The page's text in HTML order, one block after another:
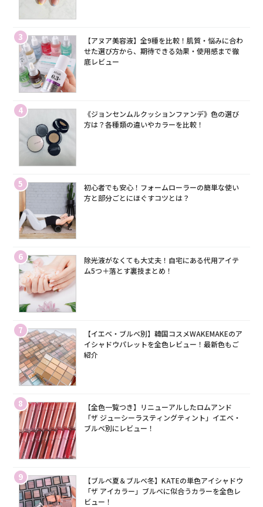
3
【アヌア美容液】全9種を比較！肌質・悩みに合わ
せた選び方から、期待できる効果・使用感まで徹
底レビュー
4
《ジョンセンムルクッションファンデ》色の選び
方は？各種類の違いやカラーを比較！
5
初心者でも安心！フォームローラーの簡単な使い
方と部分ごとにほぐすコツとは？
6
除光液がなくても大丈夫！自宅にある代用アイテ
ム5つ＋落とす裏技まとめ！
7
【イエベ・ブルベ別】韓国コスメWAKEMAKEのア
イシャドウパレットを全色レビュー！最新色もご
紹介
8
【全色一覧つき】リニューアルしたロムアンド
「ザ ジューシーラスティングティント」イエベ・
ブルベ別にレビュー！
9
【ブルベ夏＆ブルベ冬】KATEの単色アイシャドウ
「ザ アイカラー」ブルベに似合うカラーを全色レ
ビュー！